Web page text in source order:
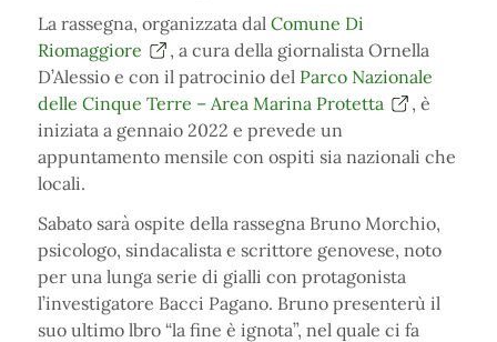
La rassegna, organizzata dal Comune Di
Riomaggiore
, a cura della giornalista Ornella
D’Alessio e con il patrocinio del Parco Nazionale
delle Cinque Terre – Area Marina Protetta
, è
iniziata a gennaio 2022 e prevede un
appuntamento mensile con ospiti sia nazionali che
locali.
Sabato sarà ospite della rassegna Bruno Morchio,
psicologo, sindacalista e scrittore genovese, noto
per una lunga serie di gialli con protagonista
l’investigatore Bacci Pagano. Bruno presenterù il
suo ultimo lbro “la fine è ignota”, nel quale ci fa